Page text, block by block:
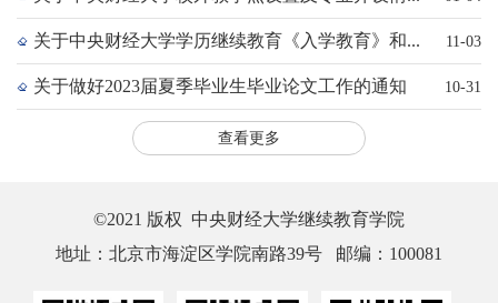
关于中央财经大学学历继续教育《入学教育》和... 11-03
关于做好2023届夏季毕业生毕业论文工作的通知 10-31
查看更多
©2021 版权 中央财经大学继续教育学院
地址：北京市海淀区学院南路39号 邮编：100081